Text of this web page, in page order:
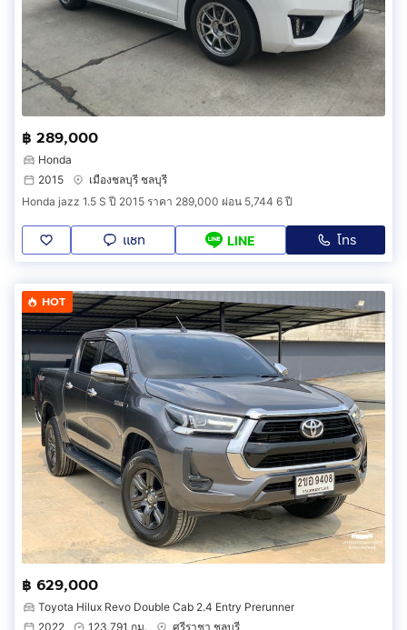
฿ 289,000
Honda
2015
เมืองชลบุรี ชลบุรี
Honda jazz 1.5 S ปี 2015 ราคา 289,000 ผ่อน 5,744 6 ปี
แชท LINE โทร
HOT
฿ 629,000
Toyota Hilux Revo Double Cab 2.4 Entry Prerunner
2022
123,791 กม.
ศรีราชา ชลบุรี